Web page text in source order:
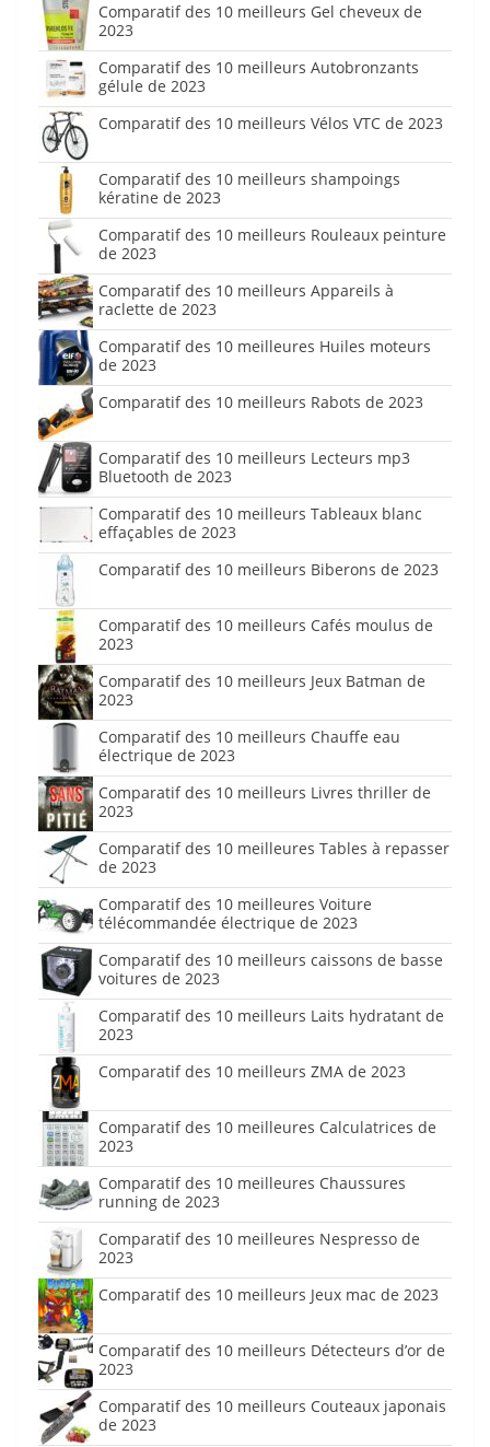
Comparatif des 10 meilleurs Gel cheveux de
2023
Comparatif des 10 meilleurs Autobronzants
gélule de 2023
Comparatif des 10 meilleurs Vélos VTC de 2023
Comparatif des 10 meilleurs shampoings
kératine de 2023
Comparatif des 10 meilleurs Rouleaux peinture
de 2023
Comparatif des 10 meilleurs Appareils à
raclette de 2023
Comparatif des 10 meilleures Huiles moteurs
de 2023
Comparatif des 10 meilleurs Rabots de 2023
Comparatif des 10 meilleurs Lecteurs mp3
Bluetooth de 2023
Comparatif des 10 meilleurs Tableaux blanc
effaçables de 2023
Comparatif des 10 meilleurs Biberons de 2023
Comparatif des 10 meilleurs Cafés moulus de
2023
Comparatif des 10 meilleurs Jeux Batman de
2023
Comparatif des 10 meilleurs Chauffe eau
électrique de 2023
Comparatif des 10 meilleurs Livres thriller de
2023
Comparatif des 10 meilleures Tables à repasser
de 2023
Comparatif des 10 meilleures Voiture
télécommandée électrique de 2023
Comparatif des 10 meilleurs caissons de basse
voitures de 2023
Comparatif des 10 meilleurs Laits hydratant de
2023
Comparatif des 10 meilleurs ZMA de 2023
Comparatif des 10 meilleures Calculatrices de
2023
Comparatif des 10 meilleures Chaussures
running de 2023
Comparatif des 10 meilleures Nespresso de
2023
Comparatif des 10 meilleurs Jeux mac de 2023
Comparatif des 10 meilleurs Détecteurs d’or de
2023
Comparatif des 10 meilleurs Couteaux japonais
de 2023